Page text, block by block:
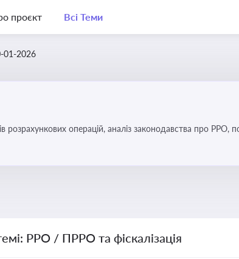
проєкт Всі Теми
01-2026
РРО / ПРРО та фіскалізація